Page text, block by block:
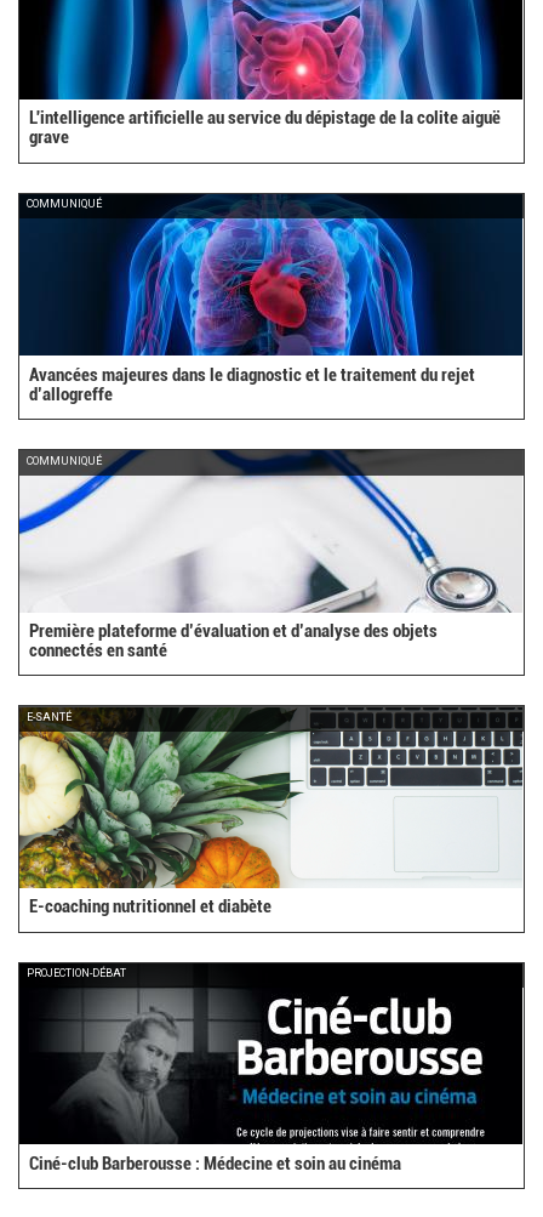
L'intelligence artificielle au service du dépistage de la colite aiguë
grave
COMMUNIQUÉ
Avancées majeures dans le diagnostic et le traitement du rejet
d’allogreffe
COMMUNIQUÉ
Première plateforme d’évaluation et d’analyse des objets
connectés en santé
E-SANTÉ
E-coaching nutritionnel et diabète
PROJECTION-DÉBAT
Ciné-club Barberousse : Médecine et soin au cinéma